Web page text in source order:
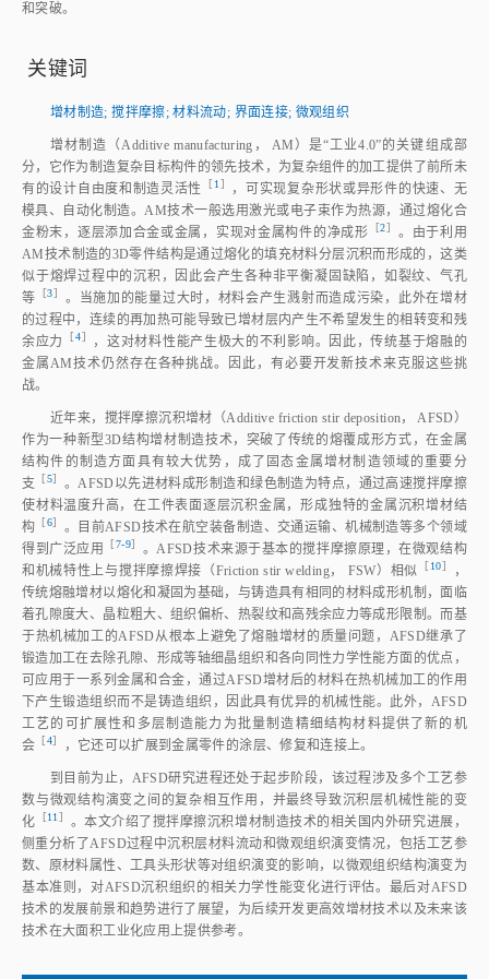
和突破。
关键词
增材制造;搅拌摩擦;材料流动; 界面连接; 微观组织
增材制造（Additive manufacturing， AM）是“工业4.0”的关键组成部
分，它作为制造复杂目标构件的领先技术，为复杂组件的加工提供了前所未
有的设计自由度和制造灵活性 ［ 1］
，可实现复杂形状或异形件的快速、无
模具、自动化制造。AM技术一般选用激光或电子束作为热源，通过熔化合
金粉末，逐层添加合金或金属，实现对金属构件的净成形 ［2］ 。由于利用
AM技术制造的3D零件结构是通过熔化的填充材料分层沉积而形成的，这类
似于熔焊过程中的沉积，因此会产生各种非平衡凝固缺陷，如裂纹、气孔
等 ［3］ 。当施加的能量过大时，材料会产生溅射而造成污染，此外在增材
的过程中，连续的再加热可能导致已增材层内产生不希望发生的相转变和残
余应力 ［4］
，这对材料性能产生极大的不利影响。因此，传统基于熔融的
金属AM技术仍然存在各种挑战。因此，有必要开发新技术来克服这些挑
战。
近年来，搅拌摩擦沉积增材（Additive friction stir deposition， AFSD）
作为一种新型3D结构增材制造技术，突破了传统的熔覆成形方式，在金属
结构件的制造方面具有较大优势，成了固态金属增材制造领域的重要分
支
［5］ 。AFSD以先进材料成形制造和绿色制造为特点，通过高速搅拌摩擦
使材料温度升高，在工件表面逐层沉积金属，形成独特的金属沉积增材结
构 ［6］ 。目前AFSD技术在航空装备制造、交通运输、机械制造等多个领域
得到广泛应用 ［7‑9］ 。AFSD技术来源于基本的搅拌摩擦原理，在微观结构
和机械特性上与搅拌摩擦焊接（Friction stir welding， FSW）相似 ［ 10］
，
传统熔融增材以熔化和凝固为基础，与铸造具有相同的材料成形机制，面临
着孔隙度大、晶粒粗大、组织偏析、热裂纹和高残余应力等成形限制。而基
于热机械加工的AFSD从根本上避免了熔融增材的质量问题，AFSD继承了
锻造加工在去除孔隙、形成等轴细晶组织和各向同性力学性能方面的优点，
可应用于一系列金属和合金，通过AFSD增材后的材料在热机械加工的作用
下产生锻造组织而不是铸造组织，因此具有优异的机械性能。此外，AFSD
工艺的可扩展性和多层制造能力为批量制造精细结构材料提供了新的机
会 ［4］ ，它还可以扩展到金属零件的涂层、修复和连接上。
到目前为止，AFSD研究进程还处于起步阶段，该过程涉及多个工艺参
数与微观结构演变之间的复杂相互作用，并最终导致沉积层机械性能的变
化 ［11］ 。本文介绍了搅拌摩擦沉积增材制造技术的相关国内外研究进展，
侧重分析了AFSD过程中沉积层材料流动和微观组织演变情况，包括工艺参
数、原材料属性、工具头形状等对组织演变的影响，以微观组织结构演变为
基本准则，对AFSD沉积组织的相关力学性能变化进行评估。最后对AFSD
技术的发展前景和趋势进行了展望，为后续开发更高效增材技术以及未来该
技术在大面积工业化应用上提供参考。